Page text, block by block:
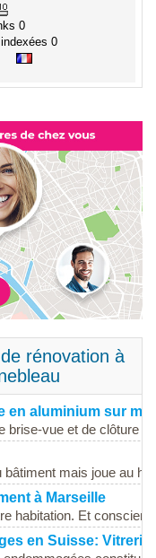
0
0
rénovation à
en aluminium sur
brise-vue et de clôture
mais joue au
à Marseille
habitation. Et conscient
en Suisse: